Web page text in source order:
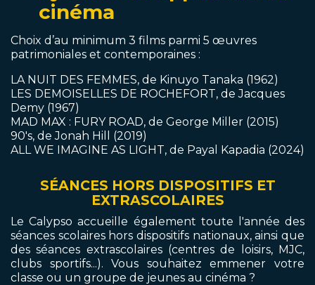
cinéma
Choix d’au minimum 3 films parmi 5 œuvres
patrimoniales et contemporaines :
LA NUIT DES FEMMES, de Kinuyo Tanaka (1962)
LES DEMOISELLES DE ROCHEFORT, de Jacques
Demy (1967)
MAD MAX : FURY ROAD, de George Miller (2015)
90's, de Jonah Hill (2019)
ALL WE IMAGINE AS LIGHT, de Payal Kapadia (2024)
SÉANCES HORS DISPOSITIFS ET
EXTRASCOLAIRES
Le Calypso accueille également toute l'année des
séances scolaires hors dispositifs nationaux, ainsi que
des séances extrascolaires (centres de loisirs, MJC,
clubs sportifs...). Vous souhaitez emmener votre
classe ou un groupe de jeunes au cinéma ?